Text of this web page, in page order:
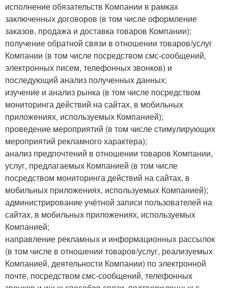
исполнение обязательств Компании в рамках
заключенных договоров (в том числе оформление
заказов, продажа и доставка товаров Компании);
получение обратной связи в отношении товаров/услуг
Компании (в том числе посредством смс-сообщений,
электронных писем, телефонных звонков) и
последующий анализ полученных данных;
изучение и анализ рынка (в том числе посредством
мониторинга действий на сайтах, в мобильных
приложениях, используемых Компанией);
проведение мероприятий (в том числе стимулирующих
мероприятий рекламного характера);
анализ предпочтений в отношении товаров Компании,
услуг, предлагаемых Компанией (в том числе
посредством мониторинга действий на сайтах, в
мобильных приложениях, используемых Компанией);
администрирование учётной записи пользователей на
сайтах, в мобильных приложениях, используемых
Компанией;
направление рекламных и информационных рассылок
(в том числе в отношении товаров/услуг, реализуемых
Компанией, деятельности Компании) по электронной
почте, посредством смс-сообщений, телефонных